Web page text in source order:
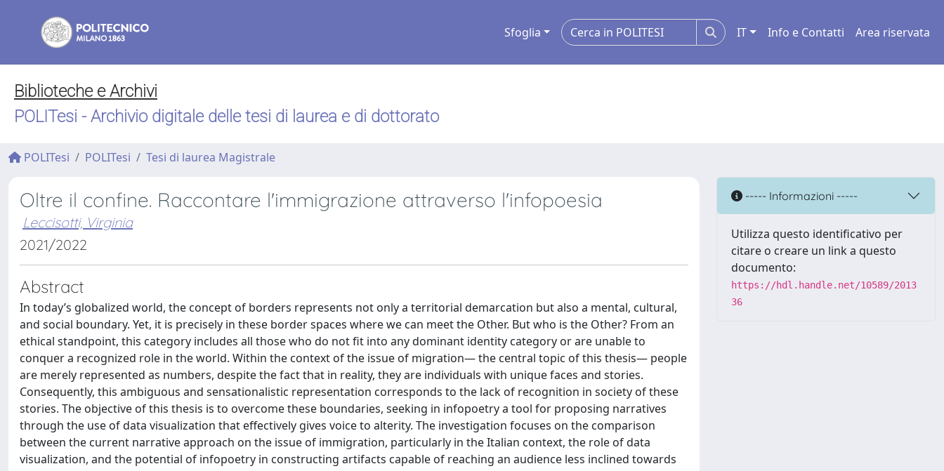
Sfoglia IT Info e Contatti Area riservata
Biblioteche e Archivi
POLITesi - Archivio digitale delle tesi di laurea e di dottorato
POLITesi POLITesi Tesi di laurea Magistrale
Oltre il confine. Raccontare l'immigrazione attraverso l'infopoesia
Leccisotti, Virginia
2021/2022
Abstract
In today’s globalized world, the concept of borders represents not only a territorial demarcation but also a mental, cultural,
and social boundary. Yet, it is precisely in these border spaces where we can meet the Other. But who is the Other? From an
ethical standpoint, this category includes all those who do not fit into any dominant identity category or are unable to
conquer a recognized role in the world. Within the context of the issue of migration— the central topic of this thesis— people
are merely represented as numbers, despite the fact that in reality, they are individuals with unique faces and stories.
Consequently, this ambiguous and sensationalistic representation corresponds to the lack of recognition in society of these
stories. The objective of this thesis is to overcome these boundaries, seeking in infopoetry a tool for proposing narratives
through the use of data visualization that effectively gives voice to alterity. The investigation focuses on the comparison
between the current narrative approach on the issue of immigration, particularly in the Italian context, the role of data
visualization, and the potential of infopoetry in constructing artifacts capable of reaching an audience less inclined towards
----- Informazioni -----
Utilizza questo identificativo per
citare o creare un link a questo
documento:
https://hdl.handle.net/10589/2013
36